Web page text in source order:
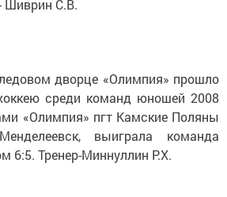
Шиврин С.В.
дворце «Олимпия» прошло
среди команд юношей 2008
«Олимпия» пгт Камские Поляны
выиграла команда
6:5. Тренер-Миннуллин Р.Х.